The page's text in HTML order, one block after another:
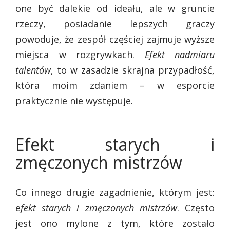
one być dalekie od ideału, ale w gruncie
rzeczy, posiadanie lepszych graczy
powoduje, że zespół częściej zajmuje wyższe
miejsca w rozgrywkach. Efekt nadmiaru
talentów, to w zasadzie skrajna przypadłość,
która moim zdaniem – w esporcie
praktycznie nie występuje.
Efekt starych i
zmęczonych mistrzów
Co innego drugie zagadnienie, którym jest:
efekt starych i zmęczonych mistrzów. Często
jest ono mylone z tym, które zostało